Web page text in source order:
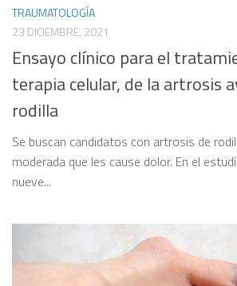
TRAUMATOLOGÍA
23 DICIEMBRE, 2021
Ensayo clínico para el
terapia celular, de la artrosis
rodilla
Se buscan candidatos con artrosis de
moderada que les cause dolor. En el
nueve...